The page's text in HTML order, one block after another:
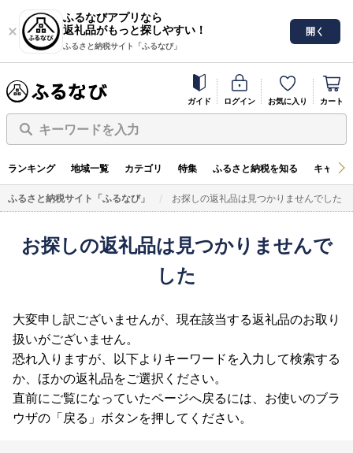
ふるなびアプリなら
返礼品がもっと探しやすい！
ふるさと納税サイト「ふるなび」
開く
ガイド ログイン お気に入り カート
キーワードを入力
ランキング 地域一覧 カテゴリ 特集 ふるさと納税を知る キャン
ふるさと納税サイト「ふるなび」 お探しの返礼品は見つかりませんでした
お探しの返礼品は見つかりませんで
した
大変申し訳ございませんが、現在該当する返礼品のお取り
扱いがございません。
恐れ入りますが、以下よりキーワードを入力して検索する
か、ほかの返礼品をご選択ください。
直前にご覧になっていたページへ戻るには、お使いのブラ
ウザの「戻る」ボタンを押してください。